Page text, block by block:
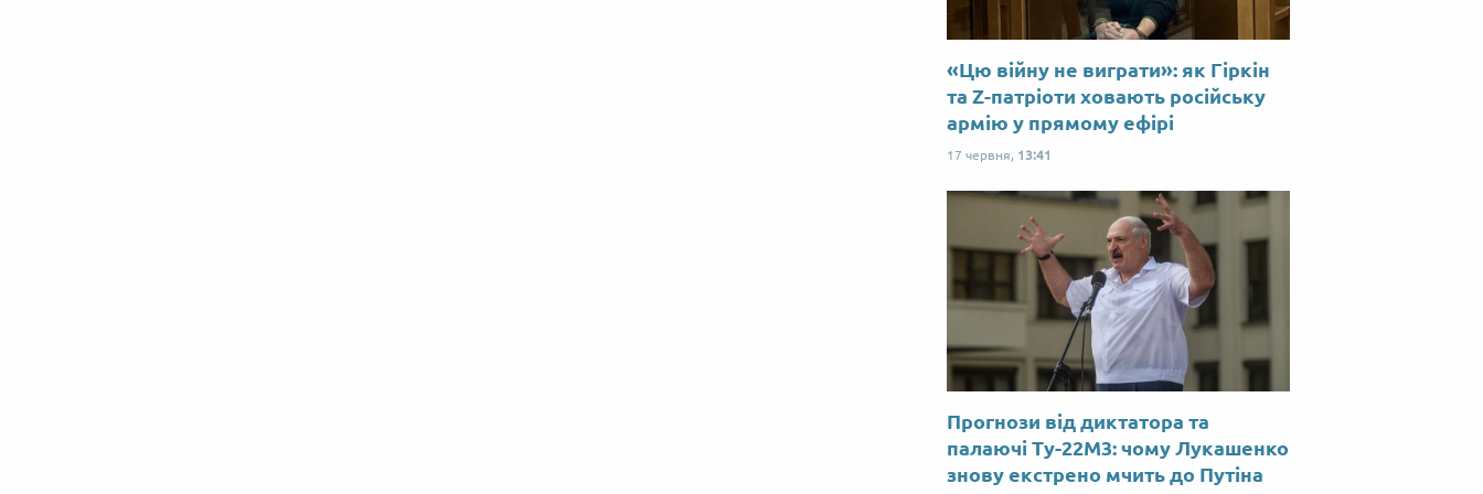
«Цю війну не виграти»: як Гіркін
та Z-патріоти ховають російську
армію у прямому ефірі
17 червня, 13:41
Прогнози від диктатора та
палаючі Ту-22М3: чому Лукашенко
знову екстрено мчить до Путіна